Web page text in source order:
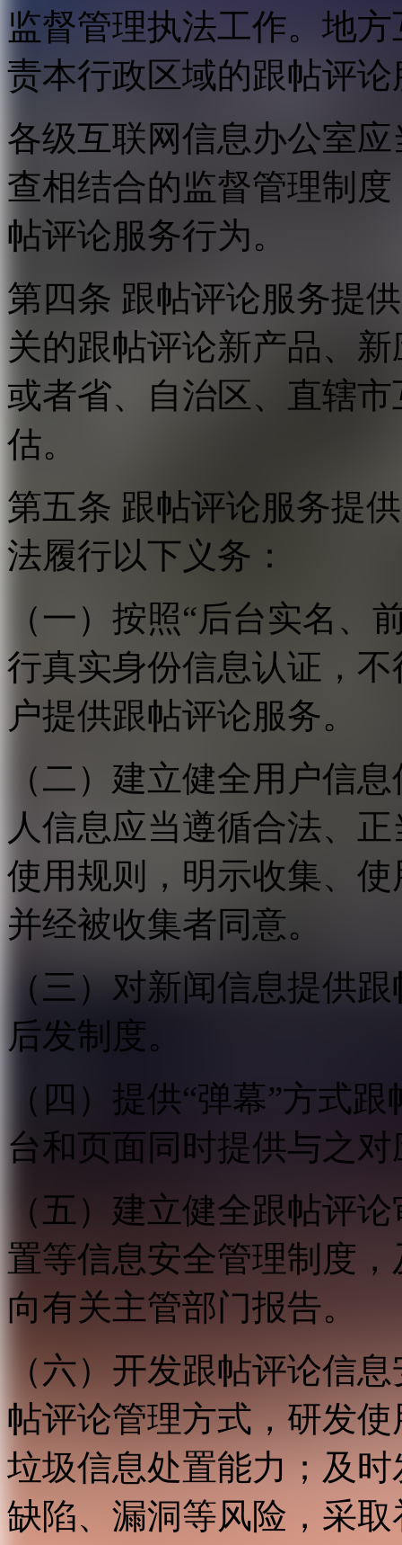
监督管理执法工作。地
责本行政区域的跟帖评
各级互联网信息办公室
查相结合的监督管理制
帖评论服务行为。
第四条 跟帖评论服务提
关的跟帖评论新产品、
或者省、自治区、直辖
估。
第五条 跟帖评论服务提
法履行以下义务：
（一）按照“后台实名、
行真实身份信息认证，
户提供跟帖评论服务。
（二）建立健全用户信
人信息应当遵循合法、
使用规则，明示收集、
并经被收集者同意。
（三）对新闻信息提供
后发制度。
（四）提供“弹幕”方式
台和页面同时提供与之
（五）建立健全跟帖评
置等信息安全管理制度
向有关主管部门报告。
（六）开发跟帖评论信
帖评论管理方式，研发
垃圾信息处置能力；及
缺陷、漏洞等风险，采